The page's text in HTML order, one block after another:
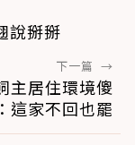
說掰掰
下一篇 →
主居住環境傻
這家不回也罷